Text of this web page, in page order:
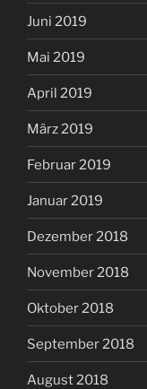
Juni 2019
Mai 2019
April 2019
März 2019
Februar 2019
Januar 2019
Dezember 2018
November 2018
Oktober 2018
September 2018
August 2018